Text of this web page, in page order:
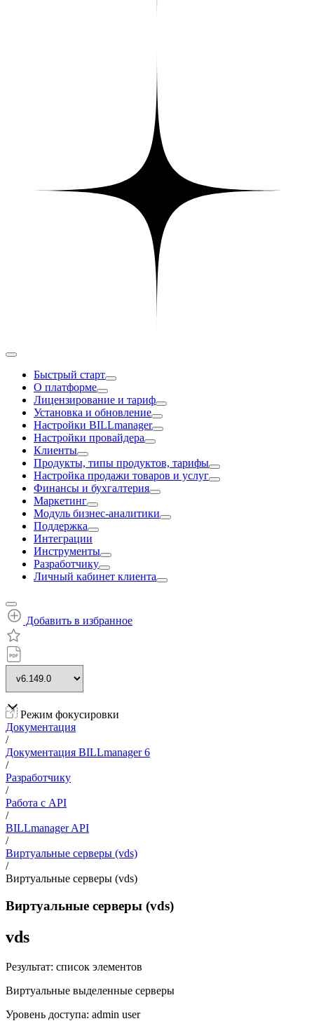
Быстрый старт
О платформе
Лицензирование и тариф
Установка и обновление
Настройки BILLmanager
Настройки провайдера
Клиенты
Продукты, типы продуктов, тарифы
Настройка продажи товаров и услуг
Финансы и бухгалтерия
Маркетинг
Модуль бизнес-аналитики
Поддержка
Интеграции
Инструменты
Разработчику
Личный кабинет клиента
Добавить в избранное
Режим фокусировки
Документация
/
Документация BILLmanager 6
/
Разработчику
/
Работа с API
/
BILLmanager API
/
Виртуальные серверы (vds)
/
Виртуальные серверы (vds)
Виртуальные серверы (vds)
vds
Результат: список элементов
Виртуальные выделенные серверы
Уровень доступа: admin user